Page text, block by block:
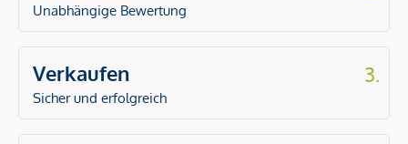
Unabhängige Bewertung
Verkaufen
Sicher und erfolgreich
3.